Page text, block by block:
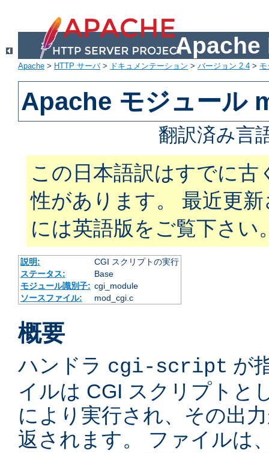
Apache
Apache > HTTP サーバ> ドキュメンテーション > バージョン 2.4 >
Apache モジュール
翻訳済み言
この日本語訳はすでに古
性があります。 最近更
には英語版をご覧下さい
説明:
CGI スクリプトの実行
ステータス:
Base
モジュール識別子: cgi_module
ソースファイル:
mod_cgi.c
概要
ハンドラ cgi-script が
イルは CGI スクリプトと
により実行され、その出
返されます。 ファイルは